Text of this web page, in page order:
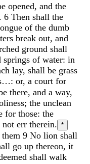
opened, and the
. 6 Then shall the
of the dumb
break out, and
ground shall
springs of water: in
lay, shall be grass
or, a court for
there, and a way,
; the unclean
for those: the
not err therein. *
9 No lion shall
go up thereon, it
shall walk